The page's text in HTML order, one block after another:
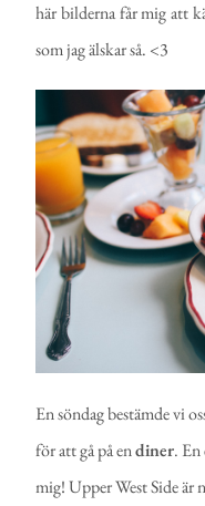
här bilderna får mig att
som jag älskar så. <3
En söndag bestämde vi
för att gå på endiner.
mig! Upper West Side är